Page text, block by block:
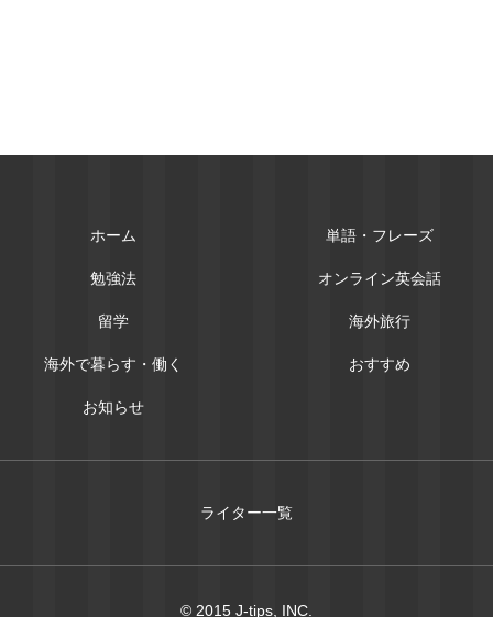
ホーム 単語・フレーズ
勉強法 オンライン英会話
留学 海外旅行
海外で暮らす・働く おすすめ
お知らせ
ライター一覧
© 2015 J-tips, INC.